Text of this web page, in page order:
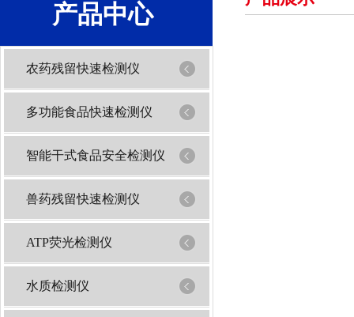
产品中心
农药残留快速检测仪
多功能食品快速检测仪
智能干式食品安全检测仪
兽药残留快速检测仪
ATP荧光检测仪
水质检测仪